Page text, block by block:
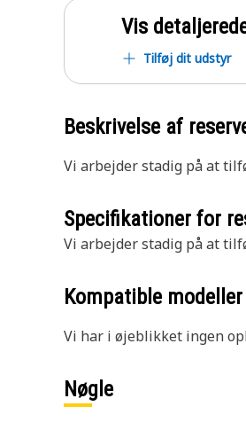
Vis
Tilføj dit udstyr
Beskrivelse af
Vi arbejder stadig på at
Specifikationer for
Vi arbejder stadig på at
Kompatible
Vi har i øjeblikket ingen
Nøgle